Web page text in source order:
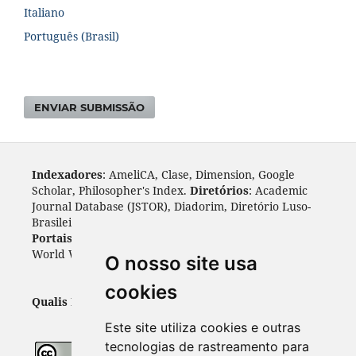
O nosso site usa
cookies
Este site utiliza cookies e outras
tecnologias de rastreamento para
Italiano
Português (Brasil)
ENVIAR SUBMISSÃO
Indexadores: AmeliCA, Clase, Dimension, Google
Scholar, Philosopher's Index. Diretórios: Academic
Journal Database (JSTOR), Diadorim, Diretório Luso-
Brasileiro, DOAJ, Journal 4 free, ROAD, Socol@ar.
Portais
World Wide Science.
: Cite Factor, OAJI.
Qualis Periódicos - Capes: A1
Todo o conteúdo desta revista está